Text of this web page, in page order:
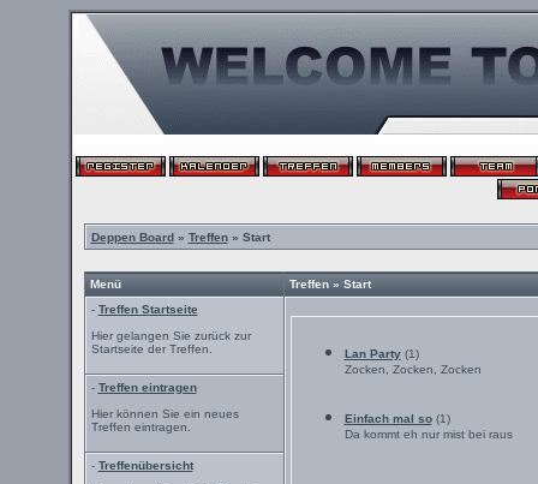
Deppen Board» Treffen» Start
Menü
Treffen » Start
- Treffen Startseite
Hier gelangen Sie zurück zur
Startseite der Treffen.
Lan Party(1)
Zocken, Zocken, Zocken
Einfach mal so(1)
Da kommt eh nur mist bei raus
- Treffen eintragen
Hier können Sie ein neues
Treffen eintragen.
- Treffenübersicht